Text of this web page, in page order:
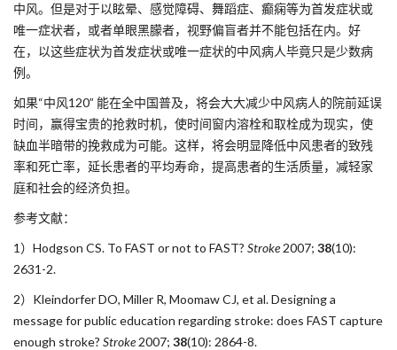
中风。但是对于以眩晕、感觉障碍、舞蹈症、癫痫等为首发症状或
唯一症状者，或者单眼黑朦者，视野偏盲者并不能包括在内。好
在，以这些症状为首发症状或唯一症状的中风病人毕竟只是少数病
例。
如果“中风120” 能在全中国普及，将会大大减少中风病人的院前延误
时间，赢得宝贵的抢救时机，使时间窗内溶栓和取栓成为现实，使
缺血半暗带的挽救成为可能。这样，将会明显降低中风患者的致残
率和死亡率，延长患者的平均寿命，提高患者的生活质量，减轻家
庭和社会的经济负担。
参考文献：
1）Hodgson CS. To FAST or not to FAST? Stroke2007; 38(10):
2631-2.
2）Kleindorfer DO, Miller R, Moomaw CJ, et al. Designing a
message for public education regarding stroke: does FAST capture
enough stroke? Stroke2007; 38(10): 2864-8.